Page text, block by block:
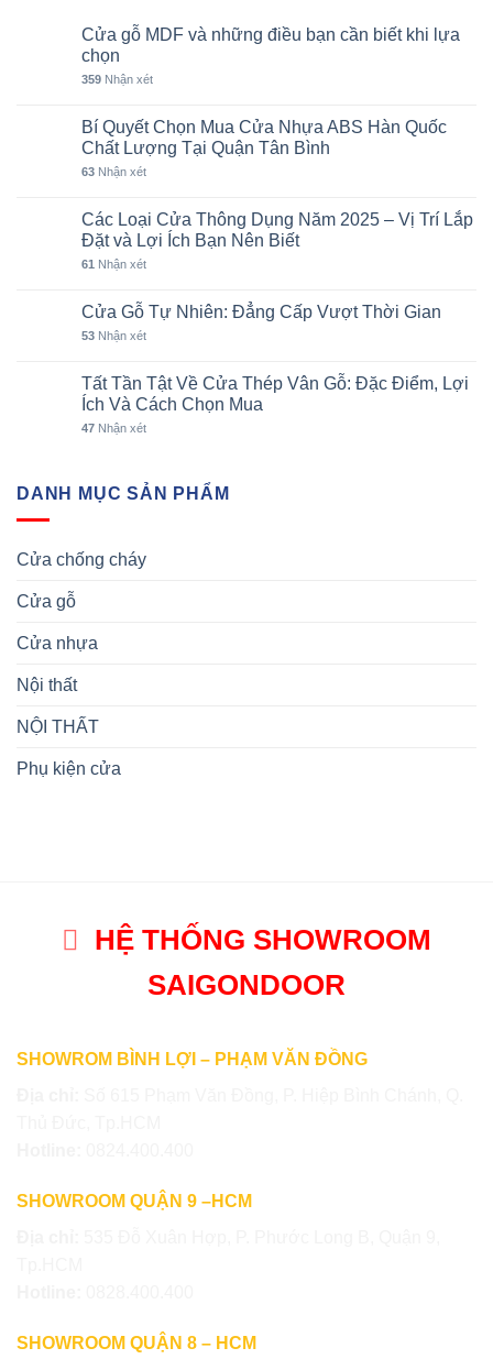
Cửa gỗ MDF và những điều bạn cần biết khi lựa
chọn
359 Nhận xét
Bí Quyết Chọn Mua Cửa Nhựa ABS Hàn Quốc
Chất Lượng Tại Quận Tân Bình
63 Nhận xét
Các Loại Cửa Thông Dụng Năm 2025 – Vị Trí Lắp
Đặt và Lợi Ích Bạn Nên Biết
61 Nhận xét
Cửa Gỗ Tự Nhiên: Đẳng Cấp Vượt Thời Gian
53 Nhận xét
Tất Tần Tật Về Cửa Thép Vân Gỗ: Đặc Điểm, Lợi
Ích Và Cách Chọn Mua
47 Nhận xét
DANH MỤC SẢN PHẨM
Cửa chống cháy
Cửa gỗ
Cửa nhựa
Nội thất
NỘI THẤT
Phụ kiện cửa
HỆ THỐNG SHOWROOM
SAIGONDOOR
SHOWROM BÌNH LỢI – PHẠM VĂN ĐỒNG
SHOWROOM QUẬN 9 –HCM
SHOWROOM QUẬN 8 – HCM